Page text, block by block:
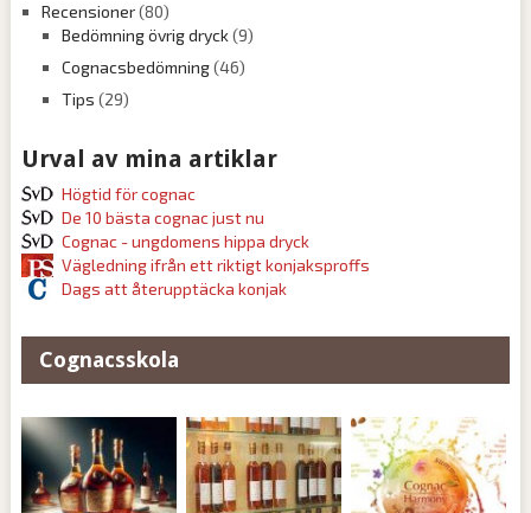
Recensioner(80)
Bedömning övrig dryck(9)
Cognacsbedömning(46)
Tips (29)
Urval av mina artiklar
Högtid för cognac
De 10 bästa cognac just nu
Cognac - ungdomens hippa dryck
Vägledning ifrån ett riktigt konjaksproffs
Dags att återupptäcka konjak
Cognacsskola